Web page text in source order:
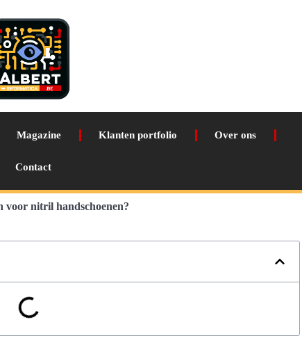
Magazine Klanten portfolio Over ons
Contact
voor nitril handschoenen?